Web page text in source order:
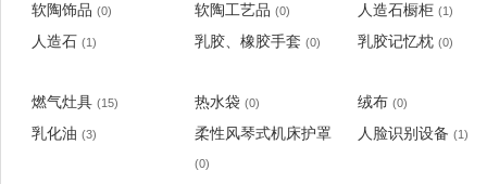
软陶饰品 (0) 软陶工艺品 (0) 人造石橱柜 (1)
人造石 (1) 乳胶、橡胶手套 (0) 乳胶记忆枕 (0)
燃气灶具 (15) 热水袋 (0) 绒布 (0)
乳化油 (3) 柔性风琴式机床护罩
(0)
人脸识别设备 (1)